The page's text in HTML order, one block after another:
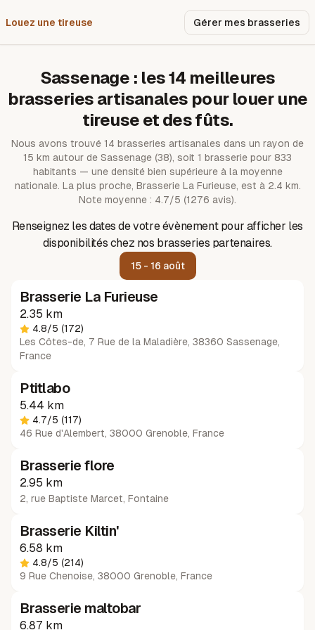
Louez une tireuse Gérer mes brasseries
Sassenage : les14 meilleures
brasseries artisanales pour louer une
tireuse et des fûts.
Nous avons trouvé 14 brasseries artisanales dans un rayon de
15 km autour de Sassenage (38), soit 1 brasserie pour 833
habitants — une densité bien supérieure à la moyenne
nationale. La plus proche, Brasserie La Furieuse, est à 2.4 km.
Note moyenne : 4.7/5 (1276 avis).
Renseignez les dates de votre évènement pour afficher les
disponibilités chez nos brasseries partenaires.
15 - 16 août
Brasserie La Furieuse
2.35 km
4.8/5 (172)
Les Côtes-de, 7 Rue de la Maladière, 38360 Sassenage,
France
Ptitlabo
5.44 km
4.7/5 (117)
46 Rue d'Alembert, 38000 Grenoble, France
Brasserie flore
2.95 km
2, rue Baptiste Marcet, Fontaine
Brasserie Kiltin'
6.58 km
4.8/5 (214)
9 Rue Chenoise, 38000 Grenoble, France
Brasserie maltobar
6.87 km